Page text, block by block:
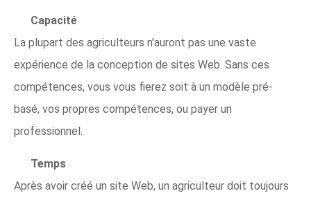
Capacité
La plupart des agriculteurs n'auront pas une vaste
expérience de la conception de sites Web. Sans ces
compétences, vous vous fierez soit à un modèle pré-
basé, vos propres compétences, ou payer un
professionnel.
Temps
Après avoir créé un site Web, un agriculteur doit toujours